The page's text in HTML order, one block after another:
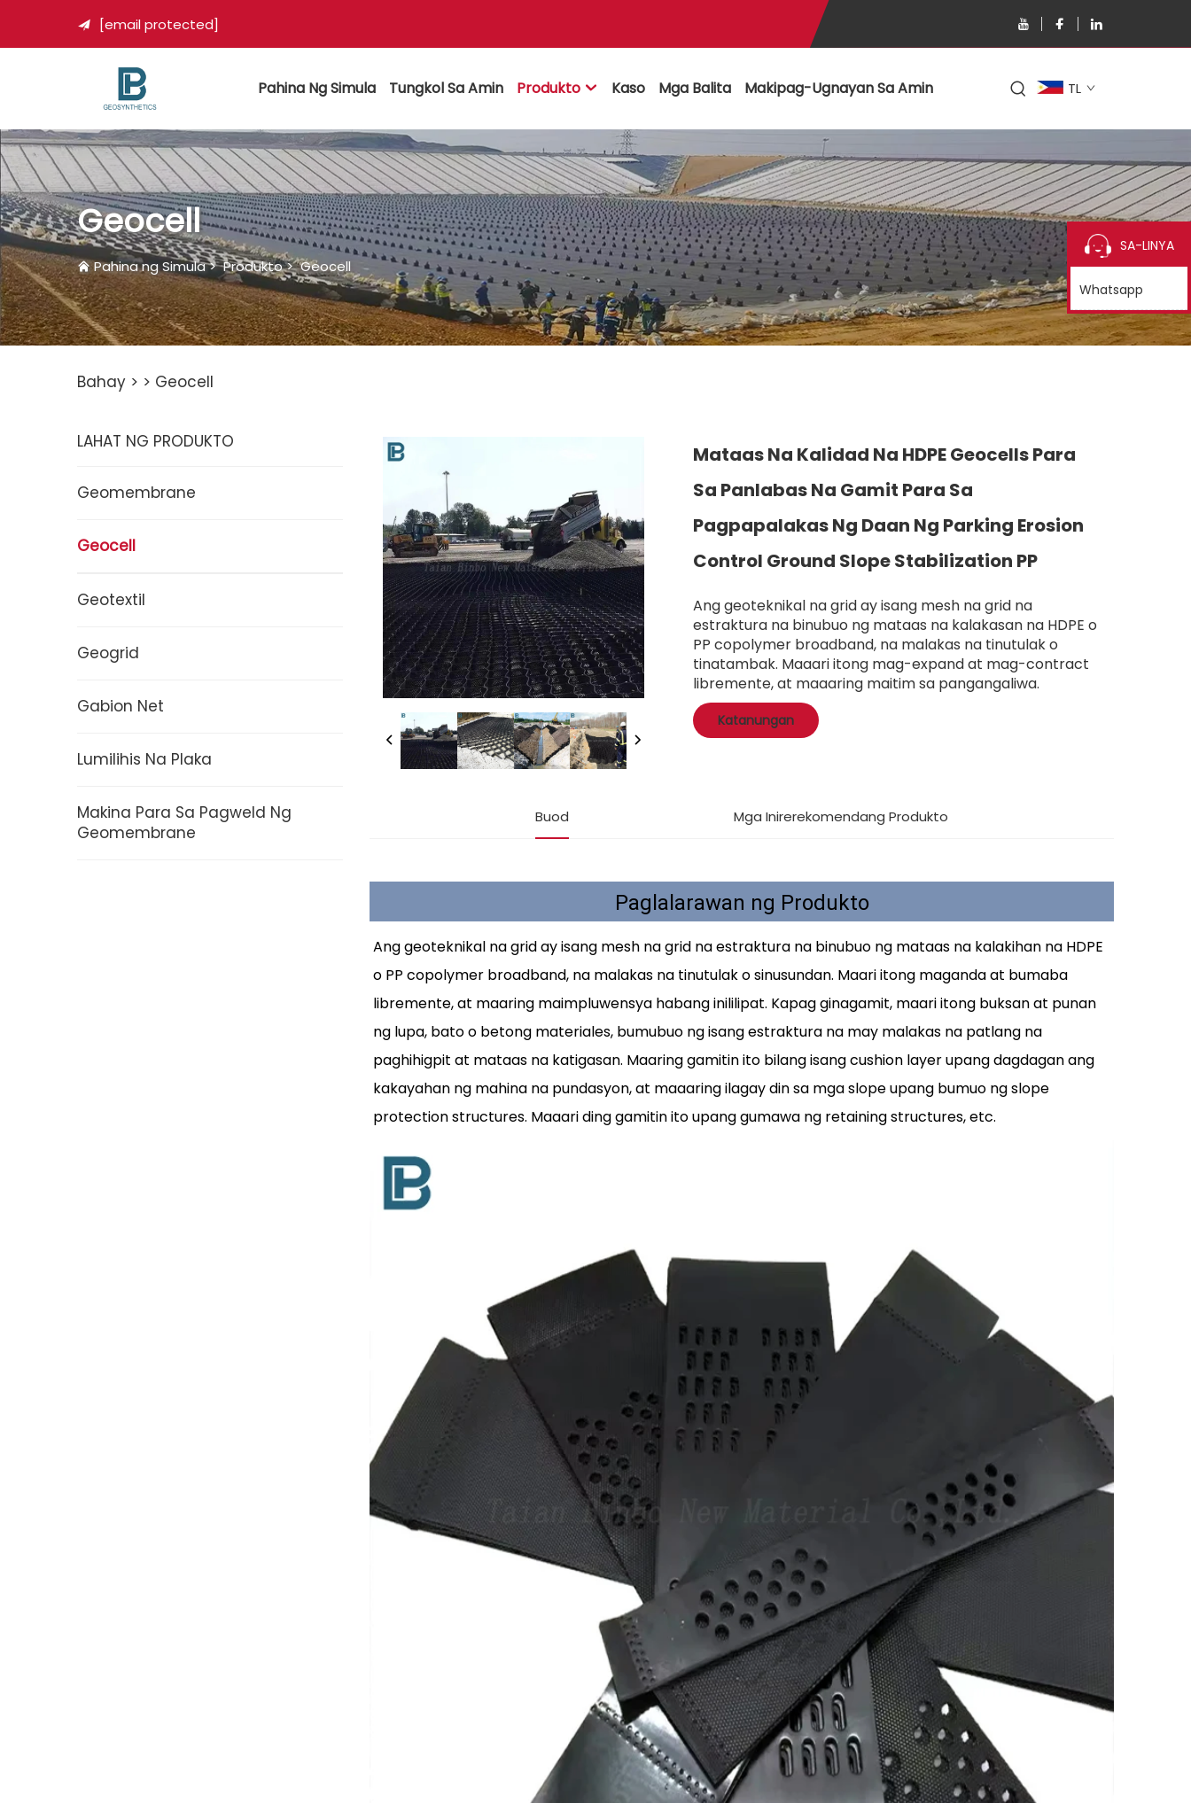
 [email protected]
Pahina Ng Simula Tungkol Sa Amin Produkto  Kaso Mga Balita Makipag-Ugnayan Sa Amin TL
Geocell
Pahina ng Simula>Produkto>Geocell
Bahay > > Geocell
LAHAT NG PRODUKTO
Geomembrane
Geocell
Geotextil
Geogrid
Gabion Net
Lumilihis Na Plaka
Makina Para Sa Pagweld Ng
Geomembrane
Mataas Na Kalidad Na HDPE Geocells Para
Sa Panlabas Na Gamit Para Sa
Pagpapalakas Ng Daan Ng Parking Erosion
Control Ground Slope Stabilization PP
Ang geoteknikal na grid ay isang mesh na grid na
estraktura na binubuo ng mataas na kalakasan na HDPE o
PP copolymer broadband, na malakas na tinutulak o
tinatambak. Maaari itong mag-expand at mag-contract
libremente, at maaaring maitim sa pangangaliwa.
Katanungan
Buod Mga Inirerekomendang Produkto
Paglalarawan ng Produkto
Ang geoteknikal na grid ay isang mesh na grid na estraktura na binubuo ng mataas na kalakihan na HDPE
o PP copolymer broadband, na malakas na tinutulak o sinusundan. Maari itong maganda at bumaba
libremente, at maaring maimpluwensya habang inililipat. Kapag ginagamit, maari itong buksan at punan
ng lupa, bato o betong materiales, bumubuo ng isang estraktura na may malakas na patlang na
paghihigpit at mataas na katigasan. Maaring gamitin ito bilang isang cushion layer upang dagdagan ang
kakayahan ng mahina na pundasyon, at maaaring ilagay din sa mga slope upang bumuo ng slope
protection structures. Maaari ding gamitin ito upang gumawa ng retaining structures, etc.
SA-LINYA
Whatsapp